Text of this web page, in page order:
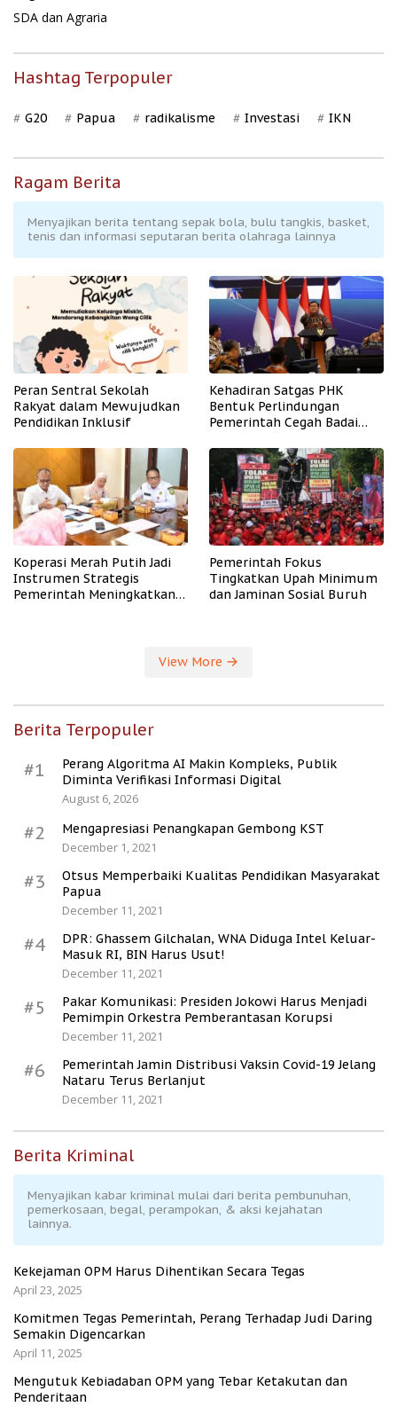
SDA dan Agraria
Hashtag Terpopuler
G20 Papua radikalisme Investasi IKN
Ragam Berita
Menyajikan berita tentang sepak bola, bulu tangkis, basket,
tenis dan informasi seputaran berita olahraga lainnya
Peran Sentral Sekolah
Rakyat dalam Mewujudkan
Pendidikan Inklusif
Kehadiran Satgas PHK
Bentuk Perlindungan
Pemerintah Cegah Badai
Koperasi Merah Putih Jadi
Instrumen Strategis
Pemerintah Meningkatkan
Pemerintah Fokus
Tingkatkan Upah Minimum
dan Jaminan Sosial Buruh
View More
Berita Terpopuler
#1
Perang Algoritma AI Makin Kompleks, Publik
Diminta Verifikasi Informasi Digital
August 6, 2026
#2
Mengapresiasi Penangkapan Gembong KST
December 1, 2021
#3
Otsus Memperbaiki Kualitas Pendidikan Masyarakat
Papua
December 11, 2021
#4
DPR: Ghassem Gilchalan, WNA Diduga Intel Keluar-
Masuk RI, BIN Harus Usut!
December 11, 2021
#5
Pakar Komunikasi: Presiden Jokowi Harus Menjadi
Pemimpin Orkestra Pemberantasan Korupsi
December 11, 2021
#6
Pemerintah Jamin Distribusi Vaksin Covid-19 Jelang
Nataru Terus Berlanjut
December 11, 2021
Berita Kriminal
Menyajikan kabar kriminal mulai dari berita pembunuhan,
pemerkosaan, begal, perampokan, & aksi kejahatan
lainnya.
Kekejaman OPM Harus Dihentikan Secara Tegas
April 23, 2025
Komitmen Tegas Pemerintah, Perang Terhadap Judi Daring
Semakin Digencarkan
April 11, 2025
Mengutuk Kebiadaban OPM yang Tebar Ketakutan dan
Penderitaan